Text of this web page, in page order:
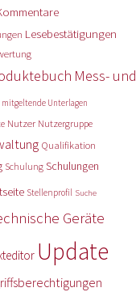
Lesebestätigungen
Mess- und
mitgeltende Unterlagen
Nutzer Nutzergruppe
Qualifikation
Schulung Schulungen
Stellenprofil Suche
Geräte
Update